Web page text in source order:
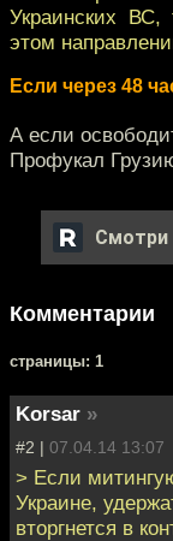
Украинских ВС,
этом
Если через 48
А если
Профукал
Смотри
Комментарии
cтраницы: 1
Korsar »
#2 | 07.04.14 13:07
> Если
Украине,
вторгнется в